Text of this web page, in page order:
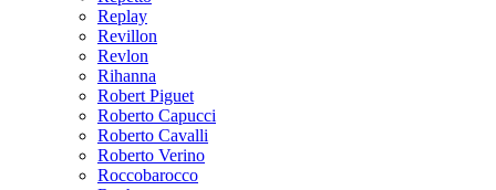
Replay
Revillon
Revlon
Rihanna
Robert Piguet
Roberto Capucci
Roberto Cavalli
Roberto Verino
Roccobarocco